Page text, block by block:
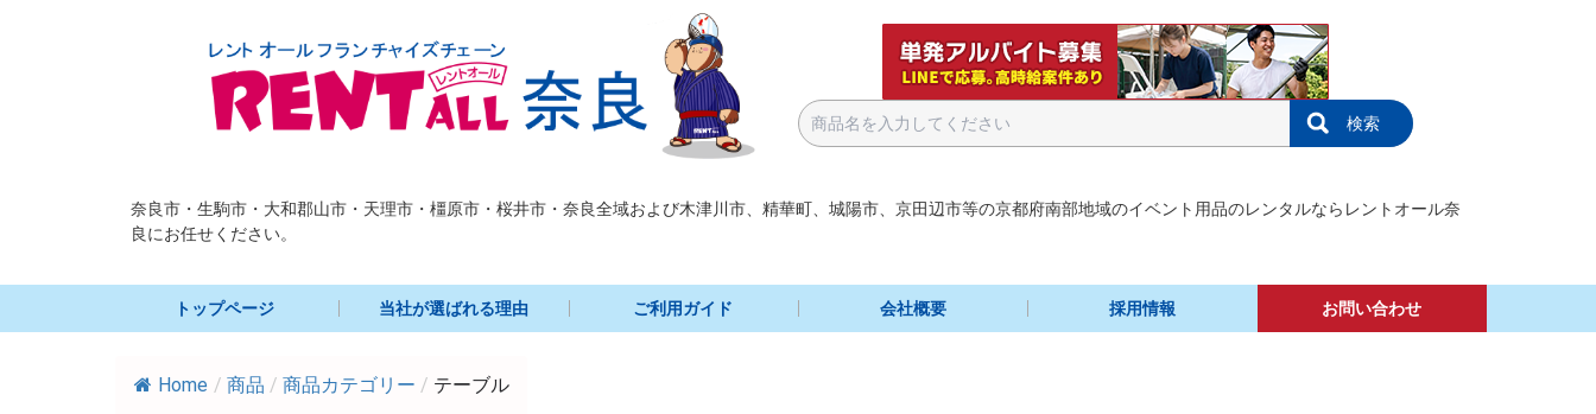
検索
奈良市・生駒市・大和郡山市・天理市・橿原市・桜井市・奈良全域および木津川市、精華町、城陽市、京田辺市等の京都府南部地域のイベント用品のレンタルならレントオール奈
良にお任せください。
トップページ 当社が選ばれる理由 ご利用ガイド 会社概要 採用情報 お問い合わせ
Home / 商品 / 商品カテゴリー / テーブル